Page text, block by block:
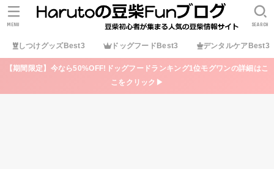
しつけグッズBest3 ドッグフードBest3 デンタルケアBest3
SEARCH
MENU
【期間限定】今なら50%OFF!ドッグフードランキング1位モグワンの詳細はこ
こをクリック▶